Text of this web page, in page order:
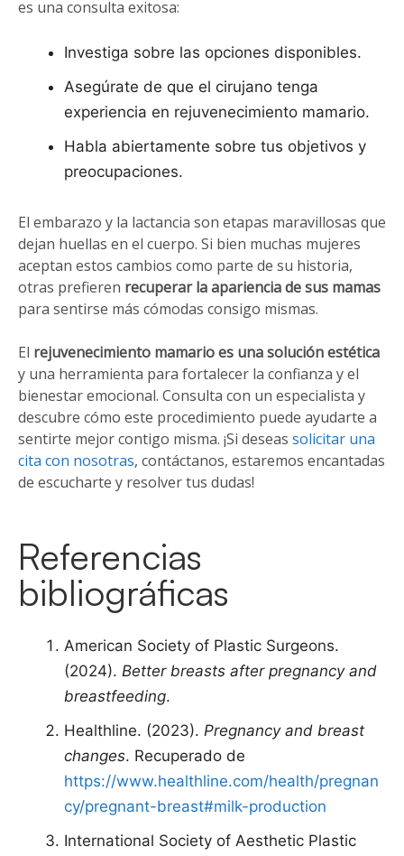
es una consulta exitosa:
Investiga sobre las opciones disponibles.
Asegúrate de que el cirujano tenga
experiencia en rejuvenecimiento mamario.
Habla abiertamente sobre tus objetivos y
preocupaciones.
El embarazo y la lactancia son etapas maravillosas que
dejan huellas en el cuerpo. Si bien muchas mujeres
aceptan estos cambios como parte de su historia,
otras prefieren recuperar la apariencia de sus mamas
para sentirse más cómodas consigo mismas.
El rejuvenecimiento mamario es una solución estética
y una herramienta para fortalecer la confianza y el
bienestar emocional. Consulta con un especialista y
descubre cómo este procedimiento puede ayudarte a
sentirte mejor contigo misma. ¡Si deseas solicitar una
cita con nosotras, contáctanos, estaremos encantadas
de escucharte y resolver tus dudas!
Referencias
bibliográficas
American Society of Plastic Surgeons.
(2024). Better breasts after pregnancy and
breastfeeding.
Healthline. (2023). Pregnancy and breast
changes. Recuperado de
https://www.healthline.com/health/pregnan
cy/pregnant-breast#milk-production
International Society of Aesthetic Plastic